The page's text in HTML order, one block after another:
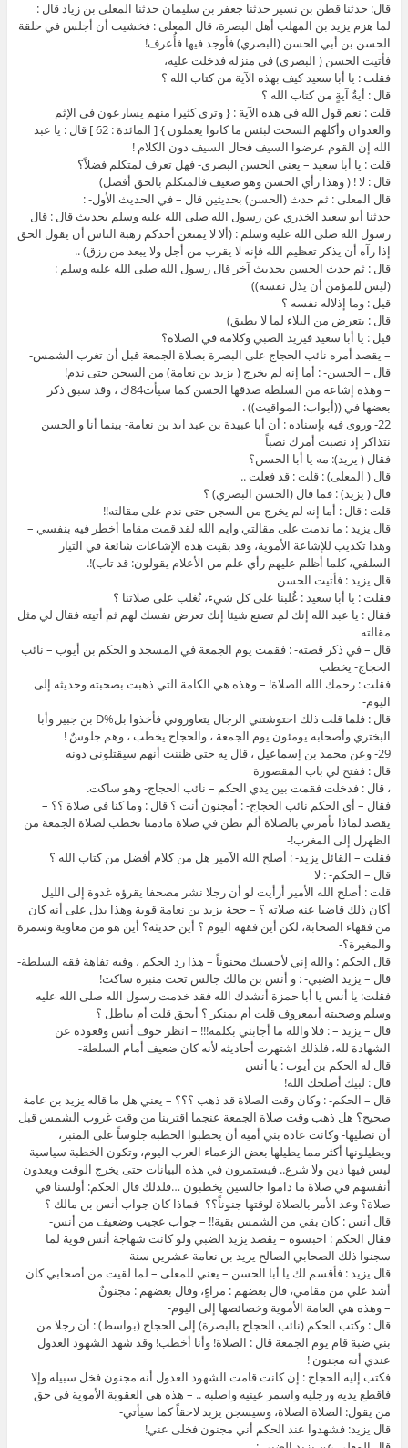
قال: حدثنا قطن بن نسير حدثنا جعفر بن سليمان حدثنا المعلى بن زياد قال :
لما هزم يزيد بن المهلب أهل البصرة، قال المعلى : فخشيت أن أجلس في حلقة
الحسن بن أبي الحسن (البصري) فأوجد فيها فأُعرف!
فأتيت الحسن ( البصري) في منزله فدخلت عليه،
فقلت : يا أبا سعيد كيف بهذه الآية من كتاب الله ؟
قال : أيةُ آيةٍ من كتاب الله ؟
قلت : نعم قول الله في هذه الآية : { وترى كثيرا منهم يسارعون في الإثم
والعدوان وأكلهم السحت لبئس ما كانوا يعملون } [ المائدة : 62 ] قال : يا عبد
الله إن القوم عرضوا السيف فحال السيف دون الكلام !
قلت : يا أبا سعيد – يعني الحسن البصري- فهل تعرف لمتكلم فضلاً؟
قال : لا ! ( وهذا رأي الحسن وهو ضعيف فالمتكلم بالحق أفضل)
قال المعلى : ثم حدث (الحسن) بحديثين قال – في الحديث الأول- :
حدثنا أبو سعيد الخدري عن رسول الله صلى الله عليه وسلم بحديث قال : قال
رسول الله صلى الله عليه وسلم : (ألا لا يمنعن أحدكم رهبة الناس أن يقول الحق
إذا رآه أن يذكر تعظيم الله فإنه لا يقرب من أجل ولا يبعد من رزق) ..
قال : ثم حدث الحسن بحديث آخر قال رسول الله صلى الله عليه وسلم :
(ليس للمؤمن أن يذل نفسه))
قيل : وما إذلاله نفسه ؟
قال : يتعرض من البلاء لما لا يطيق)
قيل : يا أبا سعيد فيزيد الضبي وكلامه في الصلاة؟
– يقصد أمره نائب الحجاج على البصرة بصلاة الجمعة قبل أن تغرب الشمس-
قال – الحسن- : أما إنه لم يخرج ( يزيد بن نعامة) من السجن حتى ندم!
– وهذه إشاعة من السلطة صدقها الحسن كما سيأت84ك ، وقد سبق ذكر
بعضها في ((أبواب: المواقيت)) .
22- وروى فيه بإسناده : أن أبا عبيدة بن عبد اىد بن نعامة- بينما أنا و الحسن
نتذاكر إذ نصبت أمرك نصباً
فقال ( يزيد): مه يا أبا الحسن؟
قال ( المعلى) : قلت : قد فعلت ..
قال ( يزيد) : فما قال (الحسن البصري) ؟
قلت : قال : أما إنه لم يخرج من السجن حتى ندم على مقالته!!
قال يزيد : ما ندمت على مقالتي وايم الله لقد قمت مقاما أخطر فيه بنفسي –
وهذا تكذيب للإشاعة الأموية، وقد بقيت هذه الإشاعات شائعة في التيار
السلفي، كلما أظلم عليهم رأي علم من الأعلام يقولون: قد تاب)!.
قال يزيد : فأتيت الحسن
فقلت : يا أبا سعيد : غُلبنا على كل شيء، نُغلب على صلاتنا ؟
فقال : يا عبد الله إنك لم تصنع شيئا إنك تعرض نفسك لهم ثم أتيته فقال لي مثل
مقالته
قال – في ذكر قصته- : فقمت يوم الجمعة في المسجد و الحكم بن أيوب – نائب
الحجاج- يخطب
فقلت : رحمك الله الصلاة! – وهذه هي الكامة التي ذهبت بصحبته وحديثه إلى
اليوم-
قال : فلما قلت ذلك احتوشتني الرجال يتعاوروني فأخذوا بل%D بن جبير وأبا
البختري وأصحابه يومئون يوم الجمعة ، والحجاج يخطب ، وهم جلوسٌ !
29- وعن محمد بن إسماعيل ، قال يه حتى ظننت أنهم سيقتلوني دونه
قال : ففتح لي باب المقصورة
، قال : فدخلت فقمت بين يدي الحكم – نائب الحجاج- وهو ساكت.
فقال – أي الحكم نائب الحجاج- : أمجنون أنت ؟ قال : وما كنا في صلاة ؟؟ –
يقصد لماذا تأمرني بالصلاة ألم نطن في صلاة مادمنا نخطب لصلاة الجمعة من
الظهرل إلى المغرب!-
فقلت – القائل يزيد- : أصلح الله الآمير هل من كلام أفضل من كتاب الله ؟
قال – الحكم- : لا
قلت : أصلح الله الأمير أرأيت لو أن رجلا نشر مصحفا يقرؤه غدوة إلى الليل
أكان ذلك قاضيا عنه صلاته ؟ – حجة يزيد بن نعامة قوية وهذا يدل على أنه كان
من فقهاء الصحابة، لكن أين فقهه اليوم ؟ أين حديثه؟ أين هو من معاوية وسمرة
والمغيرة؟-
قال الحكم : والله إني لأحسبك مجنوناً – هذا رد الحكم ، وفيه تفاهة فقه السلطة-
قال – يزيد الضبي- : و أنس بن مالك جالس تحت منبره ساكت!
فقلت: يا أنس يا أبا حمزة أنشدك الله فقد خدمت رسول الله صلى الله عليه
وسلم وصحبته أبمعروف قلت أم بمنكر ؟ أبحق قلت أم بباطل ؟
قال – يزيد – : فلا والله ما أجابني بكلمة!!! – انظر خوف أنس وقعوده عن
الشهادة لله، فلذلك اشتهرت أحاديثه لأنه كان ضعيف أمام السلطة-
قال له الحكم بن أيوب : يا أنس
قال : لبيك أصلحك الله!
قال – الحكم- : وكان وقت الصلاة قد ذهب ؟؟؟ – يعني هل ما قاله يزيد بن عامة
صحيح؟ هل ذهب وقت صلاة الجمعة عنجما اقتربنا من وقت غروب الشمس قبل
أن نصليها- وكانت عادة بني أمية أن يخطبوا الخطبة جلوساً على المنبر،
ويطيلونها أكثر مما يطيلها بعض الزعماء العرب اليوم، وتكون الخطبة سياسية
ليس فيها دين ولا شرع.. فيستمرون في هذه البيانات حتى يخرج الوقت ويعدون
أنفسهم في صلاة ما داموا جالسين يخطبون …فلذلك قال الحكم: أولسنا في
صلاة؟ وعد الأمر بالصلاة لوقتها جنوناً؟؟- فماذا كان جواب أنس بن مالك ؟
قال أنس : كان بقي من الشمس بقية!! – جواب عجيب وضعيف من أنس-
فقال الحكم : احبسوه – يقصد يزيد الضبي ولو كانت شهاجة أنس قوية لما
سجنوا ذلك الصحابي الصالح يزيد بن نعامة عشرين سنة-
قال يزيد : فأقسم لك يا أبا الحسن – يعني للمعلى – لما لقيت من أصحابي كان
أشد علي من مقامي، قال بعضهم : مراءٍ، وقال بعضهم : مجنونٌ
– وهذه هي العامة الأموية وخصائصها إلى اليوم-
قال : وكتب الحكم (نائب الحجاج بالبصرة) إلى الحجاج (بواسط) : أن رجلا من
بني ضبة قام يوم الجمعة قال : الصلاة! وأنا أخطب! وقد شهد الشهود العدول
عندي أنه مجنون !
فكتب إليه الحجاج : إن كانت قامت الشهود العدول أنه مجنون فخل سبيله وإلا
فاقطع يديه ورجليه واسمر عينيه واصلبه .. – هذه هي العقوبة الأموية في حق
من يقول: الصلاة الصلاة، وسيسجن يزيد لاحقاً كما سيأتي-
قال يزيد: فشهدوا عند الحكم أني مجنون فخلى عني!